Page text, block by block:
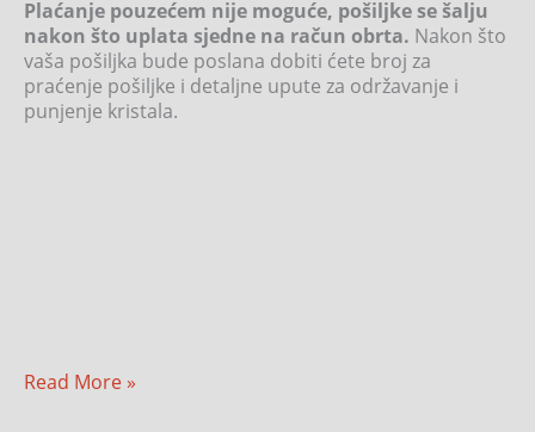
Plaćanje pouzećem nije moguće, pošiljke se šalju
nakon što uplata sjedne na račun obrta. Nakon što
vaša pošiljka bude poslana dobiti ćete broj za
praćenje pošiljke i detaljne upute za održavanje i
punjenje kristala.
Read More »